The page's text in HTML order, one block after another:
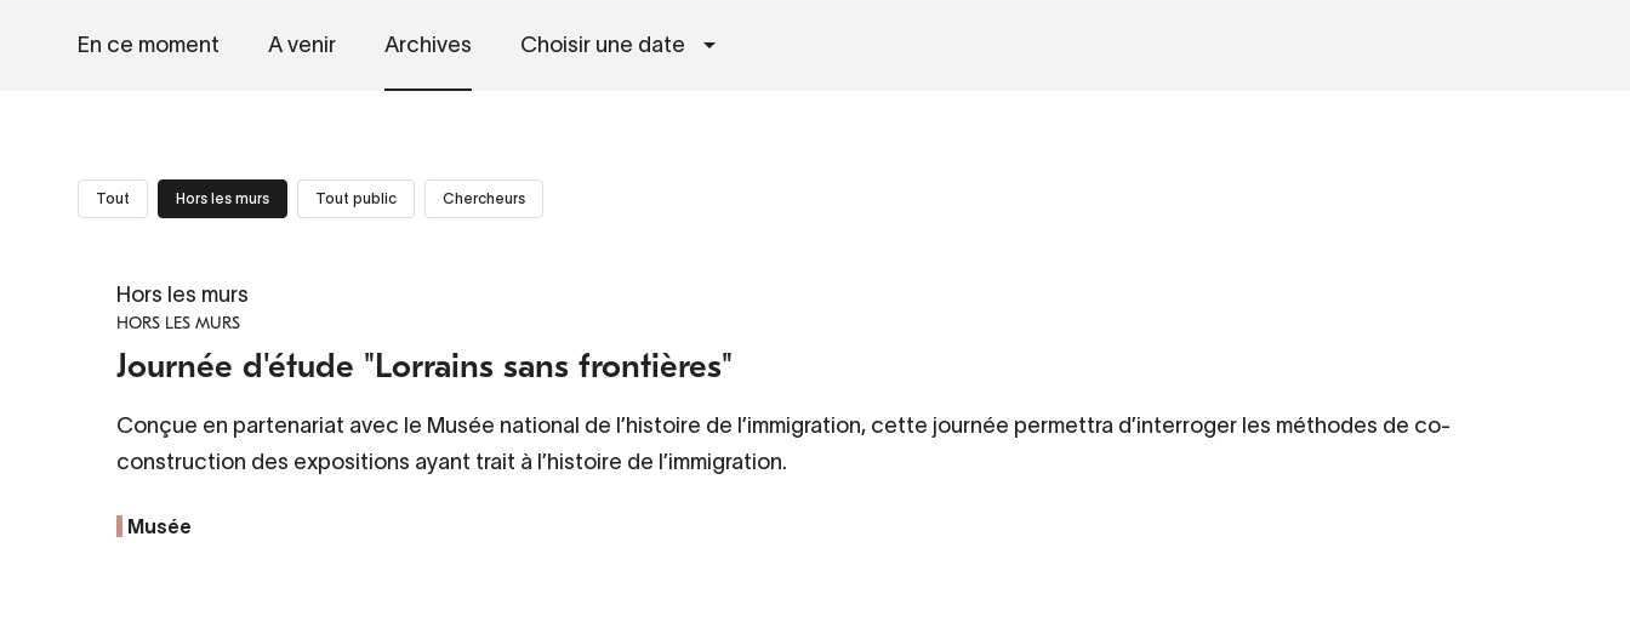
En ce moment A venir Archives Choisir une date
Tout Hors les murs Tout public Chercheurs
Hors les murs
HORS LES MURS
Journée d'étude "Lorrains sans frontières"
Conçue en partenariat avec le Musée national de l’histoire de l’immigration, cette journée permettra d’interroger les méthodes de co-
construction des expositions ayant trait à l’histoire de l’immigration.
Musée